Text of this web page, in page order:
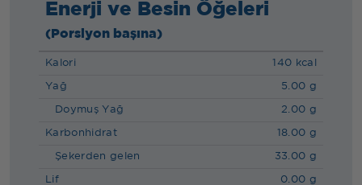
Enerji ve Besin Öğeleri
(Porsiyon başına)
Kalori 140 kcal
Yağ 5.00 g
Doymuş Yağ 2.00 g
Karbonhidrat 18.00 g
Şekerden gelen 33.00 g
Lif 0.00 g